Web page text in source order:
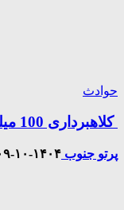
حوادث
کلاهبرداری 100 میلیاردی از 8 نفر با رسید جعلی بانک
پرتو جنوب ۱۴۰۴-۱۰-۰۹